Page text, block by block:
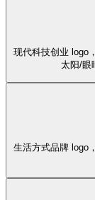
现代科技创业 logo
太阳/眼
生活方式品牌 logo